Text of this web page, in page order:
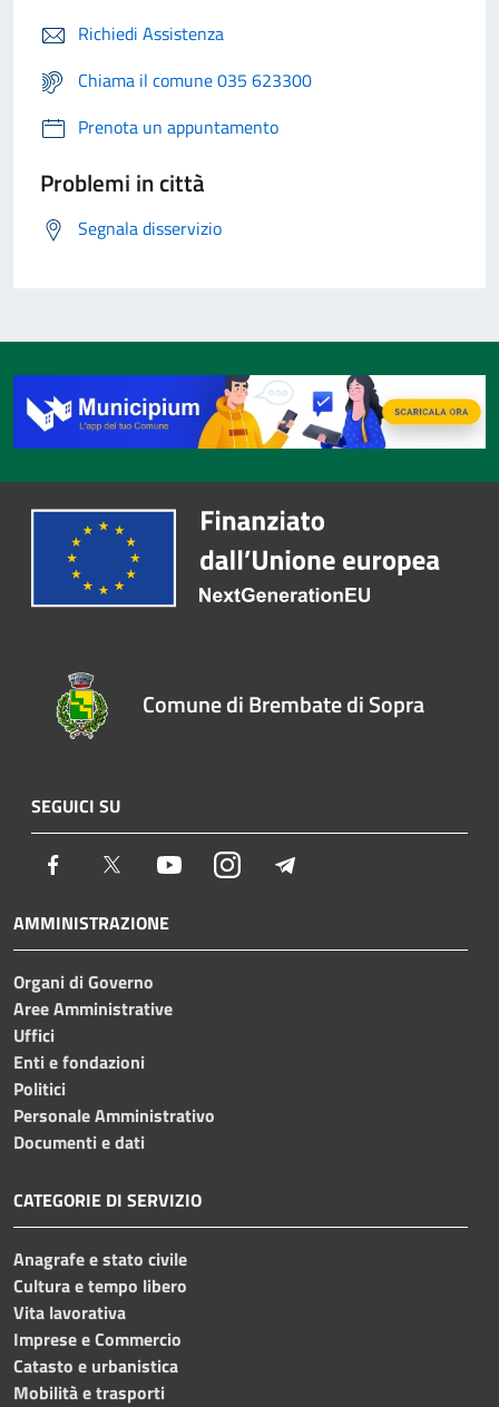
Richiedi Assistenza
Chiama il comune 035 623300
Prenota un appuntamento
Problemi in città
Segnala disservizio
Comune di Brembate di Sopra
SEGUICI SU
Facebook Twitter YoutubeInstagram
AMMINISTRAZIONE
Organi di Governo
Aree Amministrative
Uffici
Enti e fondazioni
Politici
Personale Amministrativo
Documenti e dati
CATEGORIE DI SERVIZIO
Anagrafe e stato civile
Cultura e tempo libero
Vita lavorativa
Imprese e Commercio
Catasto e urbanistica
Mobilità e trasporti